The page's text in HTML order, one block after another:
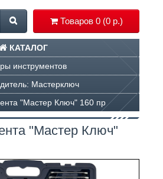
Товаров 0 (0 р.)
КАТАЛОГ
инструментов
Мастерключ
"Мастер Ключ" 160 пр
"Мастер Ключ"